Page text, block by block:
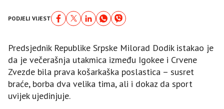
PODJELI VIJEST
Predsjednik Republike Srpske Milorad Dodik istakao je
da je večerašnja utakmica između Igokee i Crvene
Zvezde bila prava košarkaška poslastica – susret
braće, borba dva velika tima, ali i dokaz da sport
uvijek ujedinjuje.